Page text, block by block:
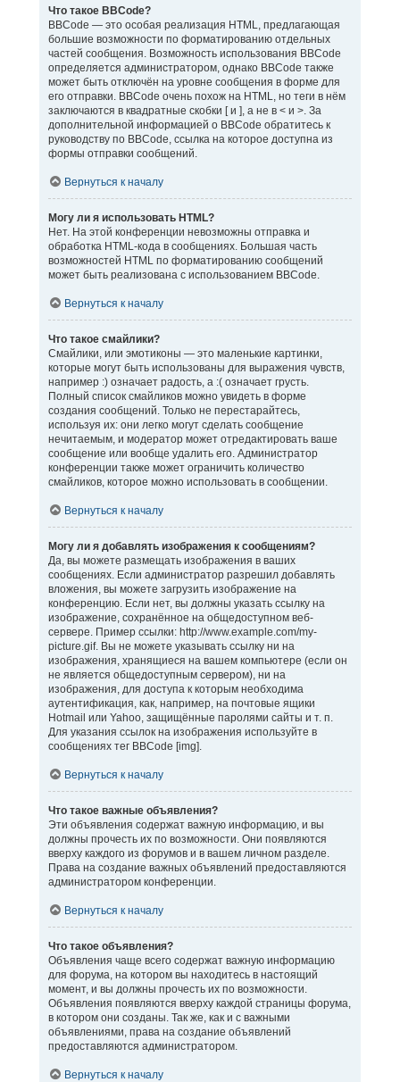
Что такое BBCode?
BBCode — это особая реализация HTML, предлагающая
большие возможности по форматированию отдельных
частей сообщения. Возможность использования BBCode
определяется администратором, однако BBCode также
может быть отключён на уровне сообщения в форме для
его отправки. BBCode очень похож на HTML, но теги в нём
заключаются в квадратные скобки [ и ], а не в < и >. За
дополнительной информацией о BBCode обратитесь к
руководству по BBCode, ссылка на которое доступна из
формы отправки сообщений.
Вернуться к началу
Могу ли я использовать HTML?
Нет. На этой конференции невозможны отправка и
обработка HTML-кода в сообщениях. Большая часть
возможностей HTML по форматированию сообщений
может быть реализована с использованием BBCode.
Вернуться к началу
Что такое смайлики?
Смайлики, или эмотиконы — это маленькие картинки,
которые могут быть использованы для выражения чувств,
например :) означает радость, а :( означает грусть.
Полный список смайликов можно увидеть в форме
создания сообщений. Только не перестарайтесь,
используя их: они легко могут сделать сообщение
нечитаемым, и модератор может отредактировать ваше
сообщение или вообще удалить его. Администратор
конференции также может ограничить количество
смайликов, которое можно использовать в сообщении.
Вернуться к началу
Могу ли я добавлять изображения к сообщениям?
Да, вы можете размещать изображения в ваших
сообщениях. Если администратор разрешил добавлять
вложения, вы можете загрузить изображение на
конференцию. Если нет, вы должны указать ссылку на
изображение, сохранённое на общедоступном веб-
сервере. Пример ссылки: http://www.example.com/my-
picture.gif. Вы не можете указывать ссылку ни на
изображения, хранящиеся на вашем компьютере (если он
не является общедоступным сервером), ни на
изображения, для доступа к которым необходима
аутентификация, как, например, на почтовые ящики
Hotmail или Yahoo, защищённые паролями сайты и т. п.
Для указания ссылок на изображения используйте в
сообщениях тег BBCode [img].
Вернуться к началу
Что такое важные объявления?
Эти объявления содержат важную информацию, и вы
должны прочесть их по возможности. Они появляются
вверху каждого из форумов и в вашем личном разделе.
Права на создание важных объявлений предоставляются
администратором конференции.
Вернуться к началу
Что такое объявления?
Объявления чаще всего содержат важную информацию
для форума, на котором вы находитесь в настоящий
момент, и вы должны прочесть их по возможности.
Объявления появляются вверху каждой страницы форума,
в котором они созданы. Так же, как и с важными
объявлениями, права на создание объявлений
предоставляются администратором.
Вернуться к началу